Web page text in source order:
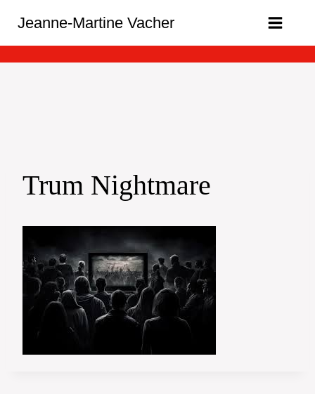
contenu
Jeanne-Martine Vacher
Trum Nightmare